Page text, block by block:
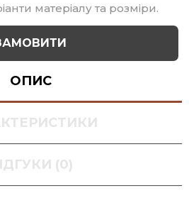
матеріалу та розміри.
ОПИС
(0)